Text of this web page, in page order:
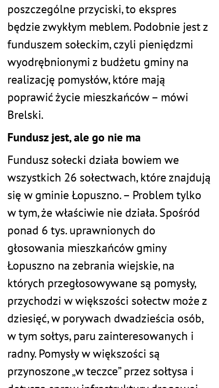
poszczególne przyciski, to ekspres
będzie zwykłym meblem. Podobnie jest z
funduszem sołeckim, czyli pieniędzmi
wyodrębnionymi z budżetu gminy na
realizację pomysłów, które mają
poprawić życie mieszkańców – mówi
Brelski.
Fundusz jest, ale go nie ma
Fundusz sołecki działa bowiem we
wszystkich 26 sołectwach, które znajdują
się w gminie Łopuszno. – Problem tylko
w tym, że właściwie nie działa. Spośród
ponad 6 tys. uprawnionych do
głosowania mieszkańców gminy
Łopuszno na zebrania wiejskie, na
których przegłosowywane są pomysły,
przychodzi w większości sołectw może z
dziesięć, w porywach dwadzieścia osób,
w tym sołtys, paru zainteresowanych i
radny. Pomysły w większości są
przynoszone „w teczce” przez sołtysa i